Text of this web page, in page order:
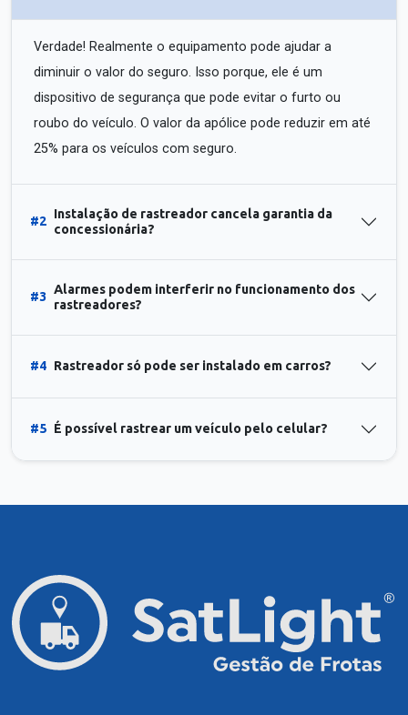
Verdade! Realmente o equipamento pode ajudar a
diminuir o valor do seguro. Isso porque, ele é um
dispositivo de segurança que pode evitar o furto ou
roubo do veículo. O valor da apólice pode reduzir em até
25% para os veículos com seguro.
#2
Instalação de rastreador cancela garantia da
concessionária?
#3
Alarmes podem interferir no funcionamento dos
rastreadores?
#4 Rastreador só pode ser instalado em carros?
#5 É possível rastrear um veículo pelo celular?